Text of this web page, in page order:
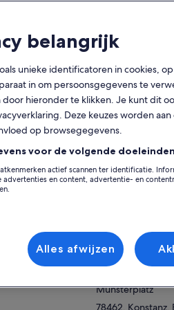
min
deze
stad.
1000 jaar
Goldenen
langs
Locatie van
Gutmann-
78462,
Germany
Verzamelpunt/
Münsterplatz
belangrijk
unieke identificatoren in cookies,
in om persoonsgegevens te
hieronder te klikken. Je kunt dit
Deze keuzes worden aan
op browsegegevens.
voor de volgende
actief scannen ter identificatie.
en content, advertentie- en
Alles afwijzen